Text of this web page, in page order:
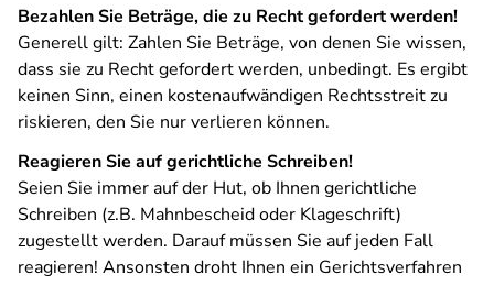
Bezahlen Sie Beträge, die zu Recht gefordert werden!
Generell gilt: Zahlen Sie Beträge, von denen Sie wissen,
dass sie zu Recht gefordert werden, unbedingt. Es ergibt
keinen Sinn, einen kostenaufwändigen Rechtsstreit zu
riskieren, den Sie nur verlieren können.
Reagieren Sie auf gerichtliche Schreiben!
Seien Sie immer auf der Hut, ob Ihnen gerichtliche
Schreiben (z.B. Mahnbescheid oder Klageschrift)
zugestellt werden. Darauf müssen Sie auf jeden Fall
reagieren! Ansonsten droht Ihnen ein Gerichtsverfahren